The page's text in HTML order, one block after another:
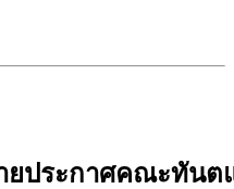
ยประกาศคณะทัน